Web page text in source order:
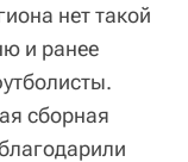
нет такой
и ранее
сборная